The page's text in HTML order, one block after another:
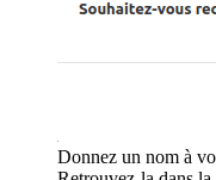
Donnez un nom à